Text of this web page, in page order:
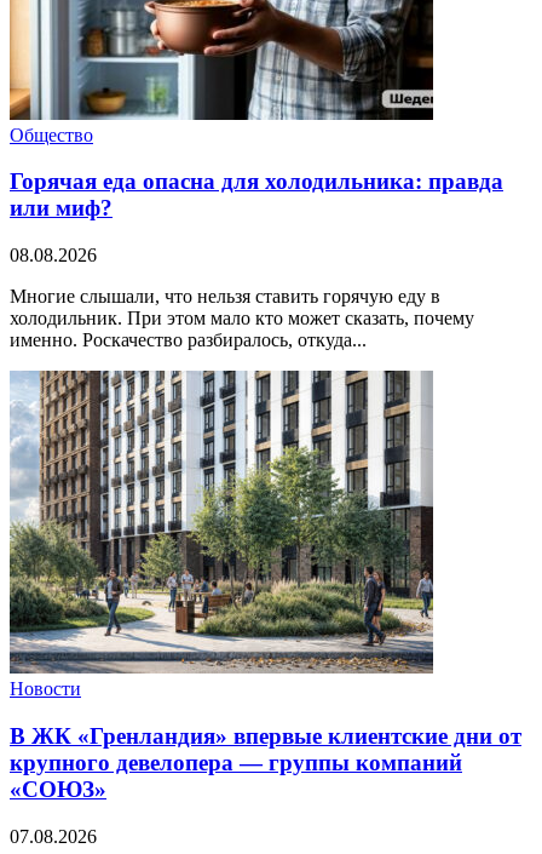
Общество
Горячая еда опасна для холодильника: правда
или миф?
08.08.2026
Многие слышали, что нельзя ставить горячую еду в
холодильник. При этом мало кто может сказать, почему
именно. Роскачество разбиралось, откуда...
Новости
В ЖК «Гренландия» впервые клиентские дни от
крупного девелопера — группы компаний
«СОЮЗ»
07.08.2026